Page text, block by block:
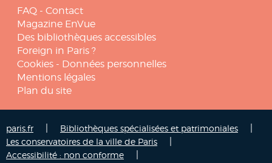
FAQ - Contact
Magazine EnVue
Des bibliothèques accessibles
Foreign in Paris ?
Cookies - Données personnelles
Mentions légales
Plan du site
paris.fr Bibliothèques spécialisées et patrimoniales
Les conservatoires de la ville de Paris
Accessibilité : non conforme